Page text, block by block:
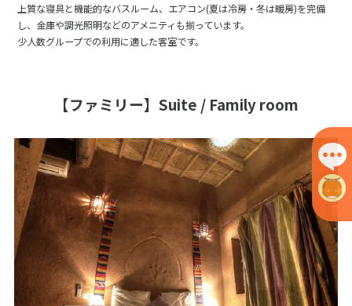
上質な寝具と機能的なバスルーム、エアコン(夏は冷房・冬は暖房)を完備
し、金庫や調光照明などのアメニティも揃っています。
少人数グループでの利用に適した客室です。
【ファミリー】Suite / Family room